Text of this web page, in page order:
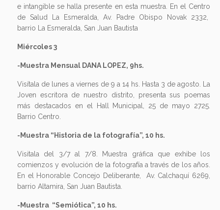
e intangible se halla presente en esta muestra. En el Centro
de Salud La Esmeralda, Av. Padre Obispo Novak 2332,
barrio La Esmeralda, San Juan Bautista
Miércoles 3
-Muestra Mensual DANA LOPEZ, 9hs.
Visítala de lunes a viernes de 9 a 14 hs. Hasta 3 de agosto. La
Joven escritora de nuestro distrito, presenta sus poemas
más destacados en el Hall Municipal, 25 de mayo 2725.
Barrio Centro.
-Muestra “Historia de la fotografía”, 10 hs.
Visitala del 3/7 al 7/8. Muestra gráfica que exhibe los
comienzos y evolución de la fotografía a través de los años.
En el Honorable Concejo Deliberante, Av. Calchaquí 6269,
barrio Altamira, San Juan Bautista.
-Muestra “Semiótica”, 10 hs.